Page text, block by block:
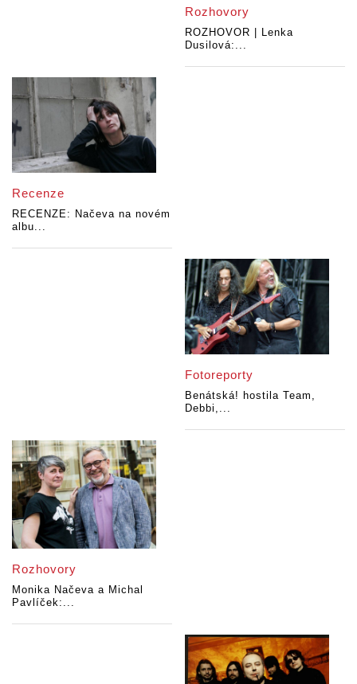
Rozhovory
ROZHOVOR | Lenka
Dusilová:...
Recenze
RECENZE: Načeva na novém
albu...
Fotoreporty
Benátská! hostila Team,
Debbi,...
Rozhovory
Monika Načeva a Michal
Pavlíček:...